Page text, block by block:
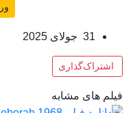
31 جولای 2025
اشتراک‌گذاری
فیلم های مشابه